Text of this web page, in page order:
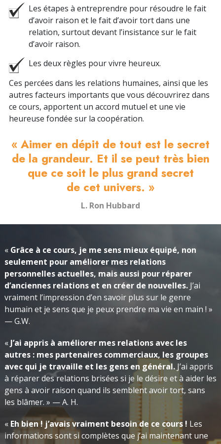
Les étapes à entreprendre pour résoudre le fait
d’avoir raison et le fait d’avoir tort dans une
relation, surtout devant l’insistance sur le fait
d’avoir raison.
Les deux règles pour vivre heureux.
Ces percées dans les relations humaines, ainsi que les
autres facteurs importants que vous découvrirez dans
ce cours, apportent un accord mutuel et une vie
heureuse fondée sur la coopération.
« Aimer en dépit de tout est le secret
de la grandeur. Et il se peut très bien
que ce soit le plus grand secret
de cet univers. »
L. Ron Hubbard
« Grâce à ce cours, je me sens mieux équipé, non
seulement pour améliorer mes relations
personnelles actuelles, mais aussi pour réparer
d’anciennes relations et en créer de nouvelles. J’ai
vraiment l’impression d’en savoir plus sur le genre
humain et je sens que je peux prendre ma vie en main ! »
— G.W.
« J’ai appris à améliorer mes relations avec les
autres : mes partenaires commerciaux, les groupes
avec qui je travaille et les gens en général. J’ai appris
à réparer des relations brisées si je le désire et à aider les
gens à avoir raison quand ils semblent avoir tort, sans
les blâmer. » — A. H.
« Eh bien ! j’avais vraiment besoin de ce cours ! Les
informations sont si complètes que j’ai maintenant une